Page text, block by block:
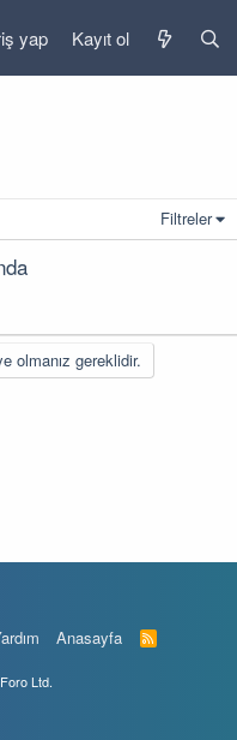
yap Kayıt ol
Filtreler
olmanız gereklidir.
Anasayfa
R
S
Ltd.